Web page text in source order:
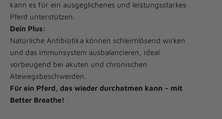
kann es für ein ausgeglichenes und leistungsstarkes
Pferd unterstützen.
Dein Plus:
Natürliche Antibiotika können schleimlösend wirken
und das Immunsystem ausbalancieren, ideal
vorbeugend bei akuten und chronischen
Atewegsbeschwerden.
Für ein Pferd, das wieder durchatmen kann – mit
Better Breathe!